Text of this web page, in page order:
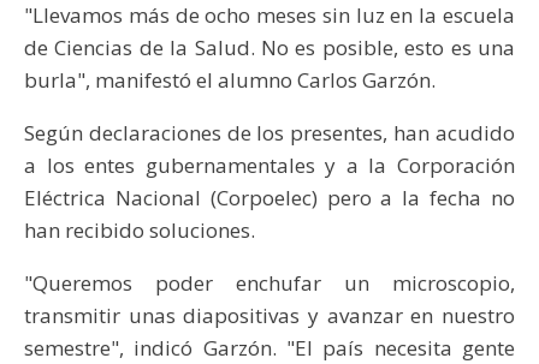
"Llevamos más de ocho meses sin luz en la escuela
de Ciencias de la Salud. No es posible, esto es una
burla", manifestó el alumno Carlos Garzón.
Según declaraciones de los presentes, han acudido
a los entes gubernamentales y a la Corporación
Eléctrica Nacional (Corpoelec) pero a la fecha no
han recibido soluciones.
"Queremos poder enchufar un microscopio,
transmitir unas diapositivas y avanzar en nuestro
semestre", indicó Garzón. "El país necesita gente